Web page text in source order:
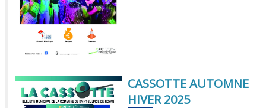
CASSOTTE AUTOMNE
HIVER 2025